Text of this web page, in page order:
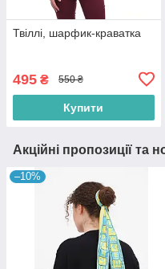
Твіллі, шарфик-краватка
495 ₴ 550 ₴
Купити
Акційні пропозиції та
–10%